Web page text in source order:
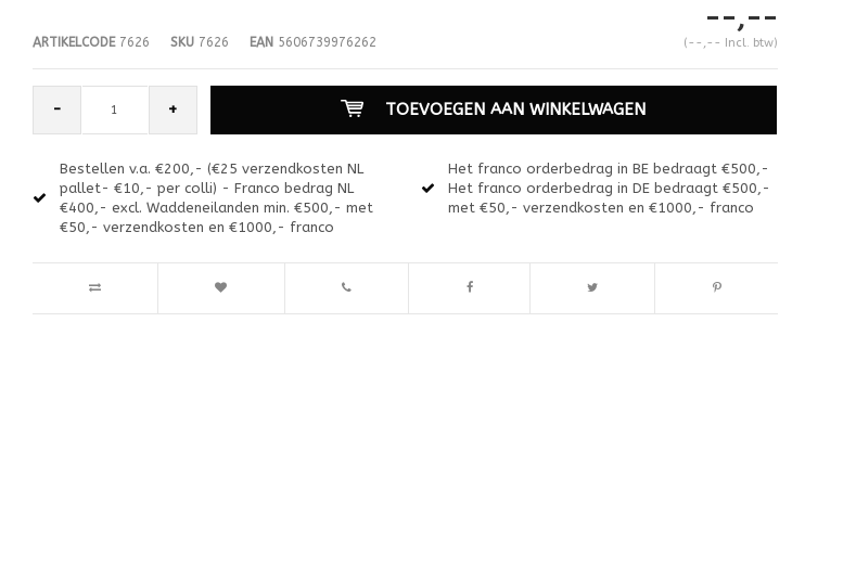
ARTIKELCODE7626 SKU7626 EAN5606739976262
--,--
(--,-- Incl. btw)
- + TOEVOEGEN AAN WINKELWAGEN
Bestellen v.a. €200,- (€25 verzendkosten NL
pallet- €10,- per colli) - Franco bedrag NL
€400,- excl. Waddeneilanden min. €500,- met
€50,- verzendkosten en €1000,- franco
Het franco orderbedrag in BE bedraagt €500,-
Het franco orderbedrag in DE bedraagt €500,-
met €50,- verzendkosten en €1000,- franco